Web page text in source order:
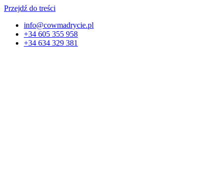
Przejdź do treści
info@cowmadrycie.pl
+34 605 355 958
+34 634 329 381​